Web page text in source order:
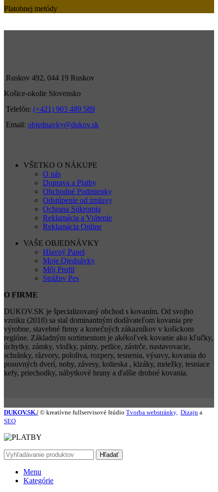
Platobnej metódy
Ruskov 492, 044 19 Ruskov
Košice-okolie Slovensko
Telefón: (+421) 903 489 589
Email: objednavky@dukov.sk
VŠETKO O NÁKUPE
O nás
Doprava a Platby
Obchodné Podmienky
Odstúpenie od zmluvy
Ochrana Súkromia
Reklamácia a Vrátenie
Reklamácia Online
VAŠE OBJEDNÁVKY
Hlavný Panel
Moje Ojednávky
Môj Profil
Strážny Pes
O FIRME
DUKOV.SK je špecializovaný obchod s kovaním. Od svojho
vzniku (2018) sa stal dominantným dodávateľom kovania pre
výrobne, stavebné firmy a konečných zákazníkov v košickom
regióne. Základným sortimentom je akékoľvek kovanie ako kľučky,
úchytky, zámky, vložky, pánty, petlice, zástrče, nastavovacie,
schránky, rázvory, pololiva, rozpery, tesnenia, výsuvy, kovania do
posuvných dverí, nohy, závesy, kolieska , klzáky, mriežky, tesniace
kefy, priechodky, nábytkové hrany a ďalšie drobné kovania.
DUKOV.SK.| © kreatívne fullservisové štúdio Tvorba webstránky, Dizajn a
SEO
Hľadať
Menu
Kategórie